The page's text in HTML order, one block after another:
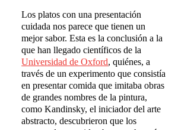
Los platos con una presentación
cuidada nos parece que tienen un
mejor sabor. Esta es la conclusión a la
que han llegado científicos de la
Universidad de Oxford, quiénes, a
través de un experimento que consistía
en presentar comida que imitaba obras
de grandes nombres de la pintura,
como Kandinsky, el iniciador del arte
abstracto, descubrieron que los